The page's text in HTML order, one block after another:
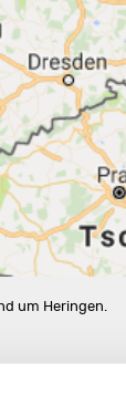
um Heringen.